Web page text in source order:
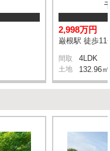
2,998万円
巌根駅 徒歩11
間取 4LDK
土地 132.96㎡